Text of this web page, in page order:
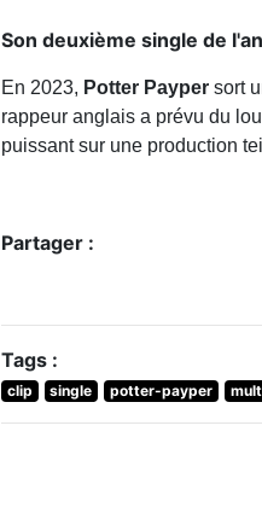
Son deuxième single de
En 2023, Potter Payper sort
rappeur anglais a prévu du
puissant sur une production
Partager :
Tags :
clip single potter-payper